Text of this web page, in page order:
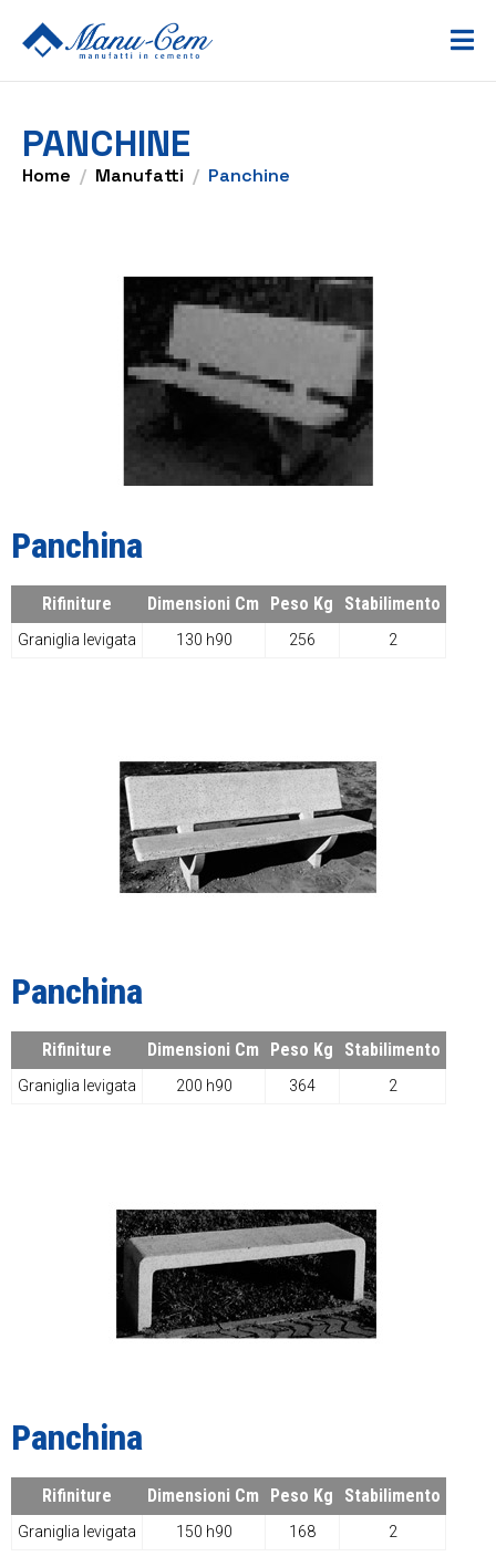
PANCHINE
Home Manufatti Panchine
Panchina
Rifiniture Dimensioni Cm Peso Kg Stabilimento
Graniglia levigata 130 h90 256 2
Panchina
Rifiniture Dimensioni Cm Peso Kg Stabilimento
Graniglia levigata 200 h90 364 2
Panchina
Rifiniture Dimensioni Cm Peso Kg Stabilimento
Graniglia levigata 150 h90 168 2